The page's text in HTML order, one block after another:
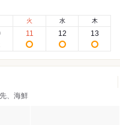
火
11
水
12
木
13
、海鮮